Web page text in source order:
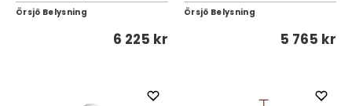
Örsjö Belysning
6 225 kr
Örsjö Belysning
5 765 kr